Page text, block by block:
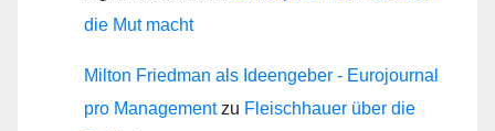
die Mut macht
Milton Friedman als Ideengeber - Eurojournal
pro Managementzu Fleischhauer über die